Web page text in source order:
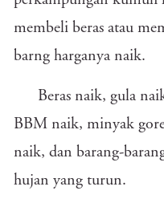
membeli beras atau
barng harganya naik.
Beras naik, gula
BBM naik, minyak
naik, dan barang-
hujan yang turun.